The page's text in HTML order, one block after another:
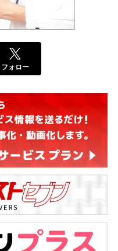
フォロー